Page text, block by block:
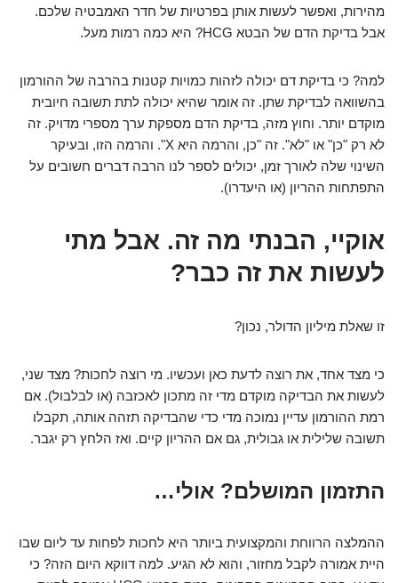
מהירות, ואפשר לעשות אותן בפרטיות של חדר האמבטיה שלכם.
אבל בדיקת הדם של הבטא HCG? היא כמה רמות מעל.
למה? כי בדיקת דם יכולה לזהות כמויות קטנות בהרבה של ההורמון
בהשוואה לבדיקת שתן. זה אומר שהיא יכולה לתת תשובה חיובית
מוקדם יותר. וחוץ מזה, בדיקת הדם מספקת ערך מספרי מדויק. זה
לא רק "כן" או "לא". זה "כן, והרמה היא X". והרמה הזו, ובעיקר
השינוי שלה לאורך זמן, יכולים לספר לנו הרבה דברים חשובים על
התפתחות ההריון (או היעדרו).
אוקיי, הבנתי מה זה. אבל מתי
לעשות את זה כבר?
זו שאלת מיליון הדולר, נכון?
כי מצד אחד, את רוצה לדעת כאן ועכשיו. מי רוצה לחכות? מצד שני,
לעשות את הבדיקה מוקדם מדי זה מתכון לאכזבה (או לבלבול). אם
רמת ההורמון עדיין נמוכה מדי כדי שהבדיקה תזהה אותה, תקבלו
תשובה שלילית או גבולית, גם אם ההריון קיים. ואז הלחץ רק יגבר.
התזמון המושלם? אולי…
ההמלצה הרווחת והמקצועית ביותר היא לחכות לפחות עד ליום שבו
היית אמורה לקבל מחזור, והוא לא הגיע. למה דווקא היום הזה? כי